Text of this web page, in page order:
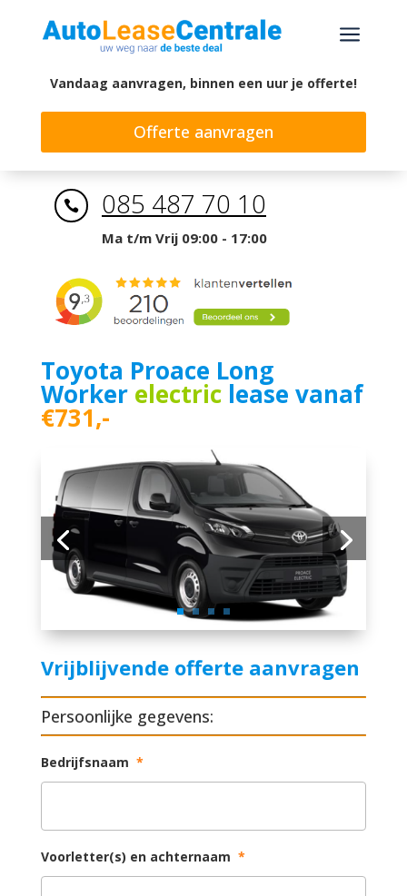
a
Vandaag aanvragen, binnen een uur je offerte!
Offerte aanvragen
 085 487 70 10
Ma t/m Vrij 09:00 - 17:00
Toyota Proace Long
Worker electriclease vanaf
€731,-
Vrijblijvende offerte aanvragen
Persoonlijke gegevens:
Bedrijfsnaam *
Voorletter(s) en achternaam *